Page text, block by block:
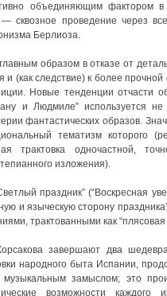
объединяющим фактором
сквозное проведение через
Берлиоза.
образом в отказе от
(как следствие) к более
Новые тенденции отчасти
и Людмиле” используется
фантастических образов.
тематизм которого
одночастной,
изложения).
праздник” (“Воскресная
и языческую сторону
трактованными как
завершают два
народного быта Испании,
музыкальным замыслом; это
возможности каждого